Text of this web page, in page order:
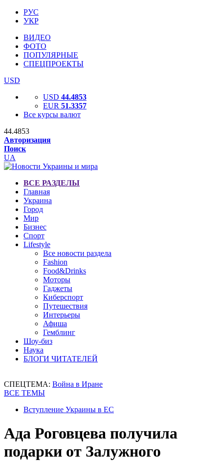
РУС
УКР
ВИДЕО
ФОТО
ПОПУЛЯРНЫЕ
СПЕЦПРОЕКТЫ
USD
USD 44.4853
EUR 51.3357
Все курсы валют
44.4853
Авторизация
Поиск
UA
ВСЕ РАЗДЕЛЫ
Главная
Украина
Город
Мир
Бизнес
Спорт
Lifestyle
Все новости раздела
Fashion
Food&Drinks
Моторы
Гаджеты
Киберспорт
Путешествия
Интерьеры
Афиша
Гемблинг
Шоу-биз
Наука
БЛОГИ ЧИТАТЕЛЕЙ
СПЕЦТЕМА: Война в Иране
ВСЕ ТЕМЫ
Вступление Украины в ЕС
Ада Роговцева получила
подарки от Залужного